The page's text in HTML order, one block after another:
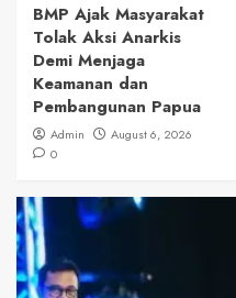
BMP Ajak Masyarakat
Tolak Aksi Anarkis
Demi Menjaga
Keamanan dan
Pembangunan Papua
Admin
August 6, 2026
0